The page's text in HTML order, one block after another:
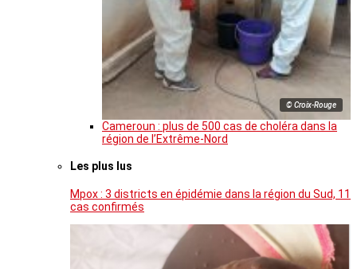
© Croix-Rouge
Cameroun : plus de 500 cas de choléra dans la
région de l’Extrême-Nord
Les plus lus
Mpox : 3 districts en épidémie dans la région du Sud, 11
cas confirmés